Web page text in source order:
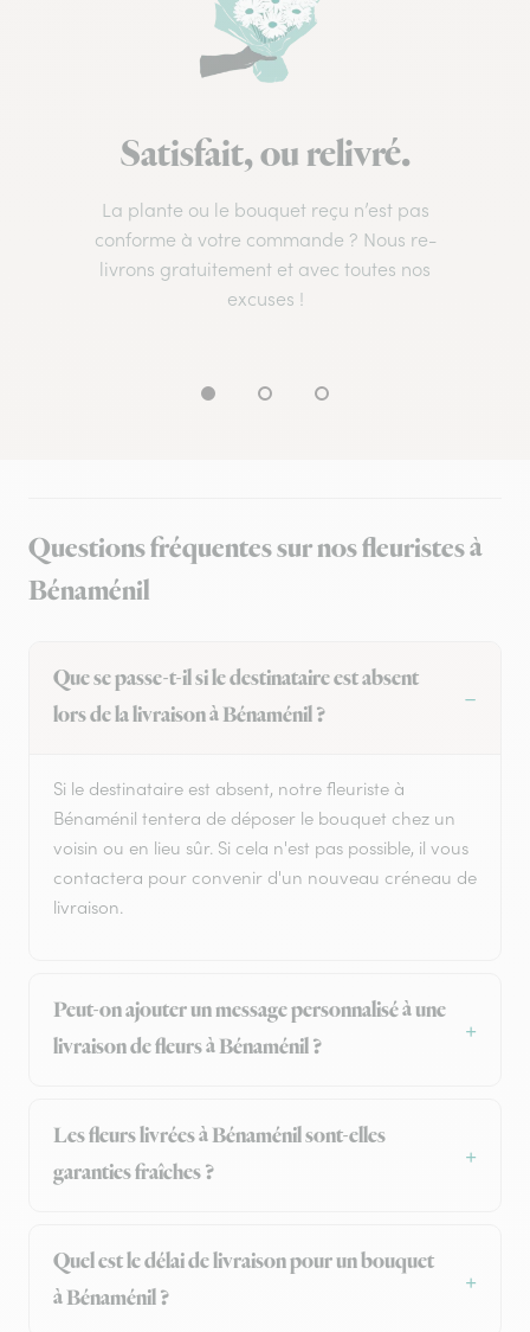
Satisfait, ou relivré.
La plante ou le bouquet reçu n’est pas
conforme à votre commande ? Nous re-
livrons gratuitement et avec toutes nos
excuses !
Questions fréquentes sur nos fleuristes à
Bénaménil
Que se passe-t-il si le destinataire est absent
lors de la livraison à Bénaménil ?
Si le destinataire est absent, notre fleuriste à
Bénaménil tentera de déposer le bouquet chez un
voisin ou en lieu sûr. Si cela n'est pas possible, il vous
contactera pour convenir d'un nouveau créneau de
livraison.
Peut-on ajouter un message personnalisé à une
livraison de fleurs à Bénaménil ?
Les fleurs livrées à Bénaménil sont-elles
garanties fraîches ?
Quel est le délai de livraison pour un bouquet
à Bénaménil ?